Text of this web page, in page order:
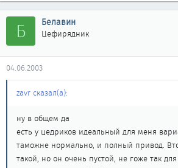
Б Белавин
Цефирядник
04.06.2003
zavr сказал(а):
ну в общем да
есть у цедриков идеальный для меня
таможне нормально, и полный привод.
такой, но он очень пустой, не гоже так